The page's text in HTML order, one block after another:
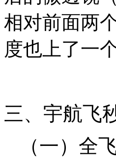
相对前面两
度也上了一
三、宇航飞
（一）全